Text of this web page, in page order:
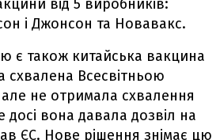
від 5 виробників:
і Джонсон та Новавакс.
є також китайська вакцина
схвалена Всесвітньою
не отримала схвалення
вона давала дозвіл на
ЄС. Нове рішення знімає цю